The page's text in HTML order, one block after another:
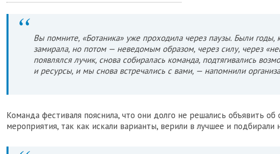
Вы помните, «Ботаника» уже проходила через паузы. Были годы,
замирала, но потом — неведомым образом, через силу, через
появлялся лучик, снова собиралась команда, подтягивались
и ресурсы, и мы снова встречались с вами, — напомнили
Команда фестиваля пояснила, что они долго не решались объявить об
мероприятия, так как искали варианты, верили в лучшее и подбирали